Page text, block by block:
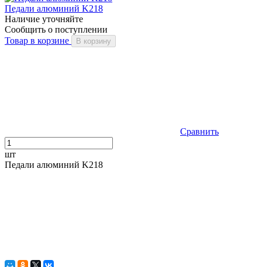
Педали алюминий K218
Наличие уточняйте
Сообщить о поступлении
Товар в корзине
В корзину
Сравнить
шт
Педали алюминий K218